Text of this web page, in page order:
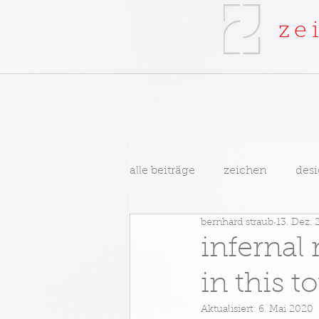
alle beiträge zeichen
infernal
in this
bernhard straub 13. Dez.
Aktualisiert: 6. Mai 2020